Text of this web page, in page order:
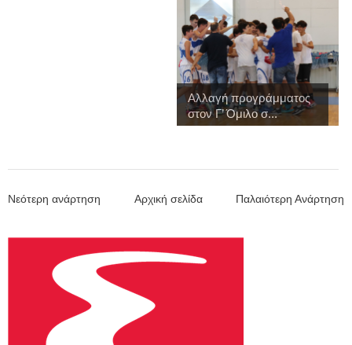
Αλλαγή προγράμματος
στον Γ’ Όμιλο σ...
Νεότερη ανάρτηση Παλαιότερη Ανάρτηση
Αρχική σελίδα